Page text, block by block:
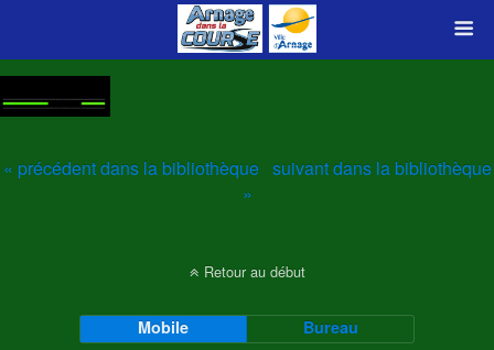
« précédent dans la bibliothèque suivant dans la bibliothèque
»
Retour au début
Mobile Bureau